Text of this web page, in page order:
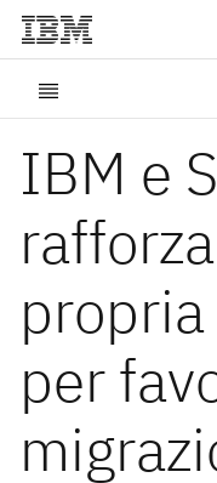
IBM e
per